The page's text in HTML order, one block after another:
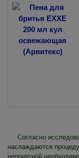
Согласно
наслаждаются
неприятной